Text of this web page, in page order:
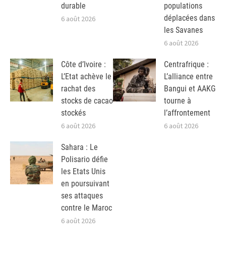
durable
6 août 2026
populations
déplacées dans
les Savanes
6 août 2026
Côte d’Ivoire :
L’Etat achève le
rachat des
stocks de cacao
stockés
6 août 2026
Centrafrique :
L’alliance entre
Bangui et AAKG
tourne à
l’affrontement
6 août 2026
Sahara : Le
Polisario défie
les Etats Unis
en poursuivant
ses attaques
contre le Maroc
6 août 2026